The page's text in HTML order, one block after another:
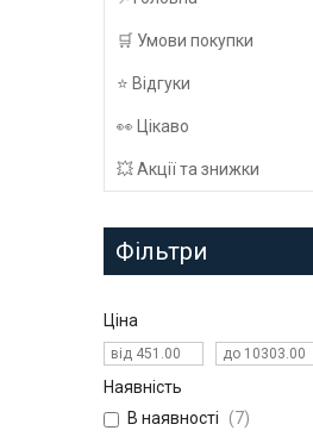
🛒 Умови покупки
⭐️ Відгуки
👀 Цікаво
💥 Акції та знижки
Фільтри
Ціна
Наявність
В наявності
7